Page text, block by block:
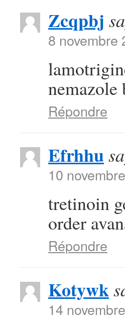
Zcqpbj
8 novembre
nemazole
Répondre
Efrhhu
10
tretinoin
order
Répondre
Kotywk
14